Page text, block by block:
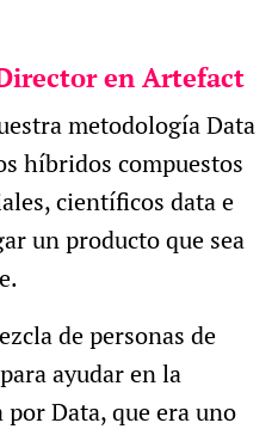
en Artefact
metodología Data
híbridos compuestos
científicos data e
un producto que sea
de personas de
ayudar en la
Data, que era uno